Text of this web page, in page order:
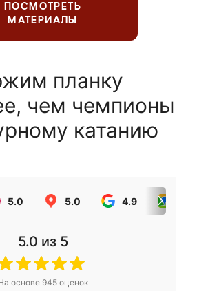
ПОСМОТРЕТЬ
МАТЕРИАЛЫ
планку
чем чемпионы
катанию
5.0 5.0 4.9
5.0 из 5
основе 945оценок